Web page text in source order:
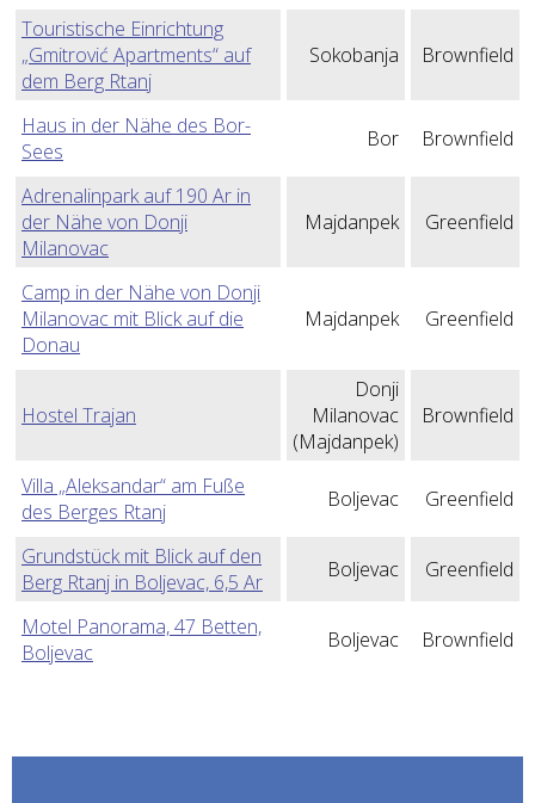
Touristische Einrichtung
„Gmitrović Apartments“ auf
dem Berg Rtanj
Sokobanja Brownfield
Haus in der Nähe des Bor-
Sees
Bor Brownfield
Adrenalinpark auf 190 Ar in
der Nähe von Donji
Milanovac
Majdanpek Greenfield
Camp in der Nähe von Donji
Milanovac mit Blick auf die
Donau
Majdanpek Greenfield
Hostel Trajan
Donji
Milanovac
(Majdanpek)
Brownfield
Villa „Aleksandar“ am Fuße
des Berges Rtanj
Boljevac Greenfield
Grundstück mit Blick auf den
Berg Rtanj in Boljevac, 6,5 Ar
Boljevac Greenfield
Motel Panorama, 47 Betten,
Boljevac
Boljevac Brownfield